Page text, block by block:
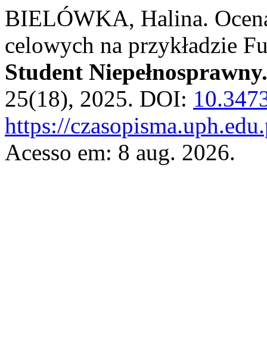
BIELÓWKA, Halina.
celowych na przykładzie
Student
25(18), 2025. DOI:
https://
Acesso em: 8 aug. 2026.